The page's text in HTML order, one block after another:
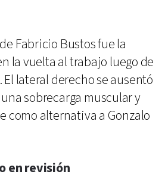
Fabricio Bustos fue la
la vuelta al trabajo luego de
lateral derecho se ausentó
sobrecarga muscular y
como alternativa a Gonzalo
en revisión